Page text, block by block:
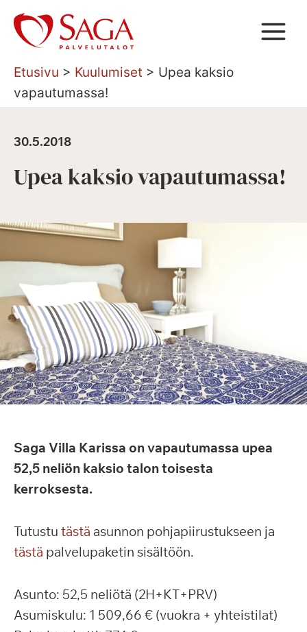
Siirry
sisältöön
Etusivu > Kuulumiset > Upea kaksio
vapautumassa!
30.5.2018
Upea kaksio vapautumassa!
Saga Villa Karissa on vapautumassa upea
52,5 neliön kaksio talon toisesta
kerroksesta.
Tutustu tästä asunnon pohjapiirustukseen ja
tästä palvelupaketin sisältöön.
Asunto: 52,5 neliötä (2H+KT+PRV)
Asumiskulu: 1 509,66 € (vuokra + yhteistilat)